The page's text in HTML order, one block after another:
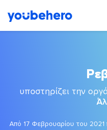
υποστηρίζει την
Από 17 Φεβρουαρίου του 2021